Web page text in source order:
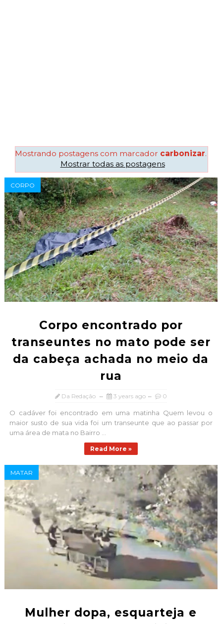
Mostrando postagens com marcador carbonizar.
Mostrar todas as postagens
CORPO
Corpo encontrado por
transeuntes no mato pode ser
da cabeça achada no meio da
rua
Da Redação 3 years ago 0
O cadáver foi encontrado em uma matinha Quem levou o
maior susto de sua vida foi um transeunte que ao passar por
uma área de mata no Bairro ...
Read More »
MATAR
Mulher dopa, esquarteja e